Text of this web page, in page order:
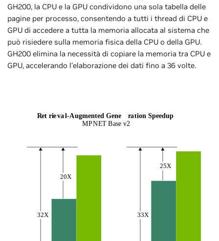
GH200, la CPU e la GPU condividono una sola tabella delle
pagine per processo, consentendo a tutti i thread di CPU e
GPU di accedere a tutta la memoria allocata al sistema che
può risiedere sulla memoria fisica della CPU o della GPU.
GH200 elimina la necessità di copiare la memoria tra CPU e
GPU, accelerando l'elaborazione dei dati fino a 36 volte.